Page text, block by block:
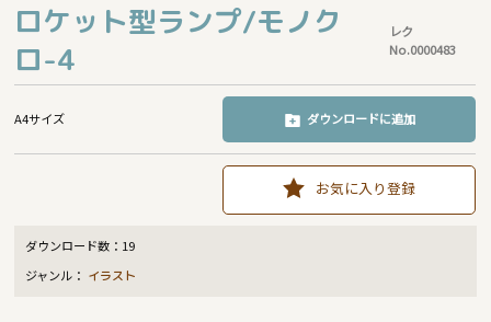
ロケット型ランプ/モノク
ロ-4
レク
No.0000483
A4サイズ ダウンロードに追加
お気に入り登録
ダウンロード数： 19
ジャンル： イラスト